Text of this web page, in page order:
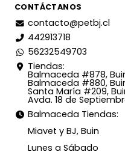
CONTÁCTANOS
contacto@petbj.cl
442913718
56232549703
Tiendas:
Balmaceda #878,
Balmaceda #880,
Santa María #209,
Avda. 18 de
Balmaceda Tiendas:
Miavet y BJ, Buin
Lunes a Sábado